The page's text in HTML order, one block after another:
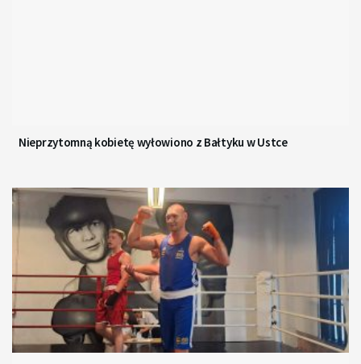
Nieprzytomną kobietę wyłowiono z Bałtyku w Ustce